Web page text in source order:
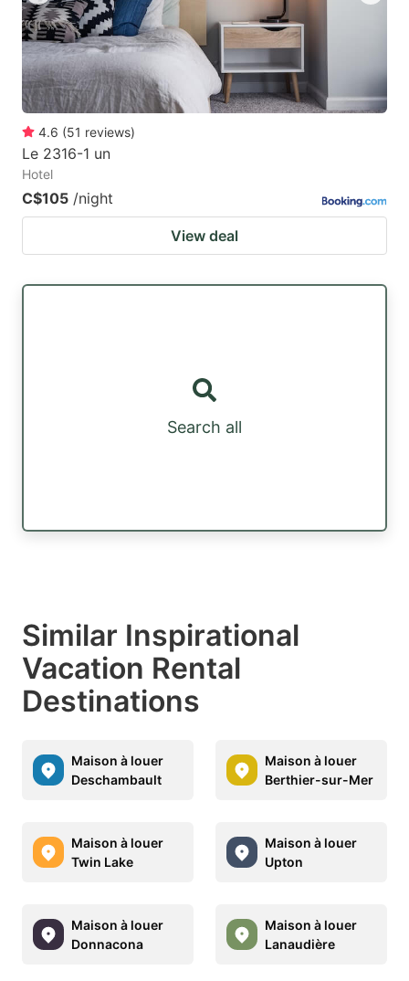
4.6 (51 reviews)
Le 2316-1 un
Hotel
C$105 /night
View deal
Search all
Similar Inspirational
Vacation Rental
Destinations
Maison à louer
Deschambault
Maison à louer
Berthier-sur-Mer
Maison à louer
Twin Lake
Maison à louer
Upton
Maison à louer
Donnacona
Maison à louer
Lanaudière